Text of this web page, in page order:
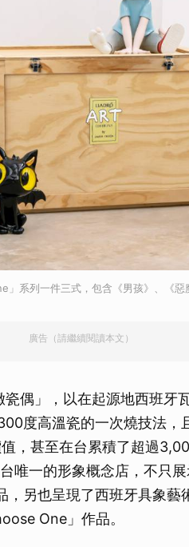
」系列一件三式，包含《男孩》、《惡
廣告（請繼續閱讀本文）
偶」，以在起源地西班牙
度高溫瓷的一次燒技法
，甚至在台累積了超過
唯一的形象概念店，不只
，另也呈現了西班牙具象藝
One」作品。